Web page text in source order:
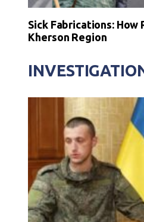
Sick Fabrications: How
Kherson Region